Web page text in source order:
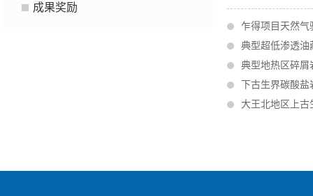
成果奖励
乍得项目天然气
典型超低渗透油
典型地热区碎屑
下古生界碳酸
大王北地区上古